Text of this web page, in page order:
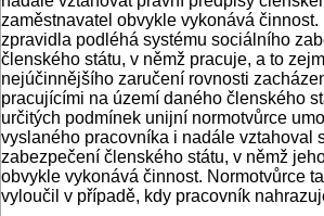
zaměstnavatel obvykle vykonává činnost.
zpravidla podléhá systému sociálního
členského státu, v němž pracuje, a to
nejúčinnějšího zaručení rovnosti
pracujícími na území daného členského
určitých podmínek unijní normotvůrce
vyslaného pracovníka i nadále vztahoval
zabezpečení členského státu, v němž
obvykle vykonává činnost. Normotvůrce
vyloučil v případě, kdy pracovník